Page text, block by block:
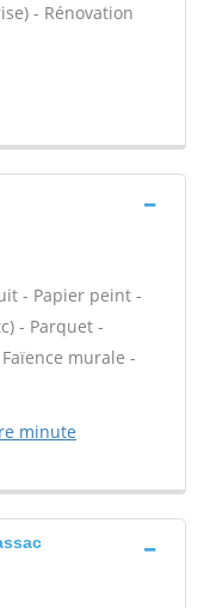
- Rénovation
- Papier peint -
- Parquet -
murale -
minute